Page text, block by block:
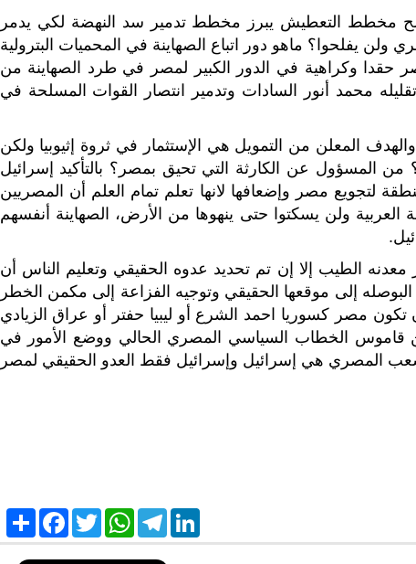
مخطط التعطيش يبرز مخطط تدمير سد النهضة لكي يدمر
يفلحوا؟ ماهو دور اتباع الصهاينة في المحميات البترولية
حقدا وكراهية في الدور الكبير لمصر في طرد الصهاينة من
محمد أنور السادات وتدمير انتصار القوات المسلحة في
المعلن من التمويل هي الإستثمار في ثروة إثيوبيا ولكن
المسؤول عن الكارثة التي تحيق بمصر؟ بالتأكيد إسرائيل
لتجويع مصر وإضعافها لانها تعلم تمام العلم أن المصريين
العربية ولن يسكتوا حتى ينهوها من الأرض، الصهاينة أنفسهم
الطيب إلا إن تم تحديد عدوه الحقيقي وتعليم الناس أن
إلى موقعها الحقيقي وتوجيه الفزاعة إلى مكمن الخطر
مصر كسوريا احمد الشرع أو ليبيا حفتر أو عراق الزيادي
قاموس الخطاب السياسي المصري الحالي ووضع الأمور في
الشعب المصري هي إسرائيل وإسرائيل فقط العدو الحقيقي لمصر
S
h
a
F
a
c
T
w
i
W
h
a
T
e
l
L
i
n